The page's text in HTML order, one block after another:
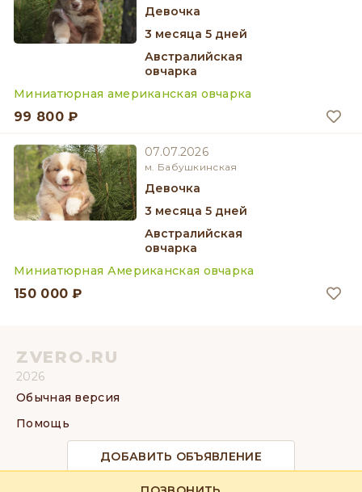
девочка
3 месяца 5 дней
Австралийская
овчарка
Миниатюрная американская овчарка
99 800 ₽
07.07.2026
м. Бабушкинская
девочка
3 месяца 5 дней
Австралийская
овчарка
Миниатюрная Американская овчарка
150 000 ₽
ZVERO.RU
2026
Обычная версия
Помощь
ДОБАВИТЬ ОБЪЯВЛЕНИЕ